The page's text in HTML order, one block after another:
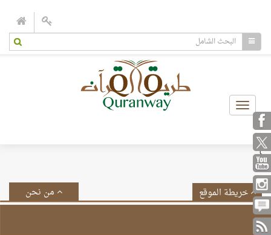
Toggle
navigation
}
من نحن خريطة الموقع